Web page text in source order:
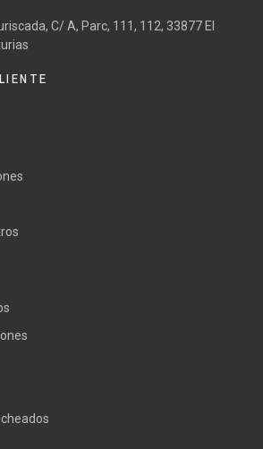
C/ A, Parc, 111, 112, 33877 El